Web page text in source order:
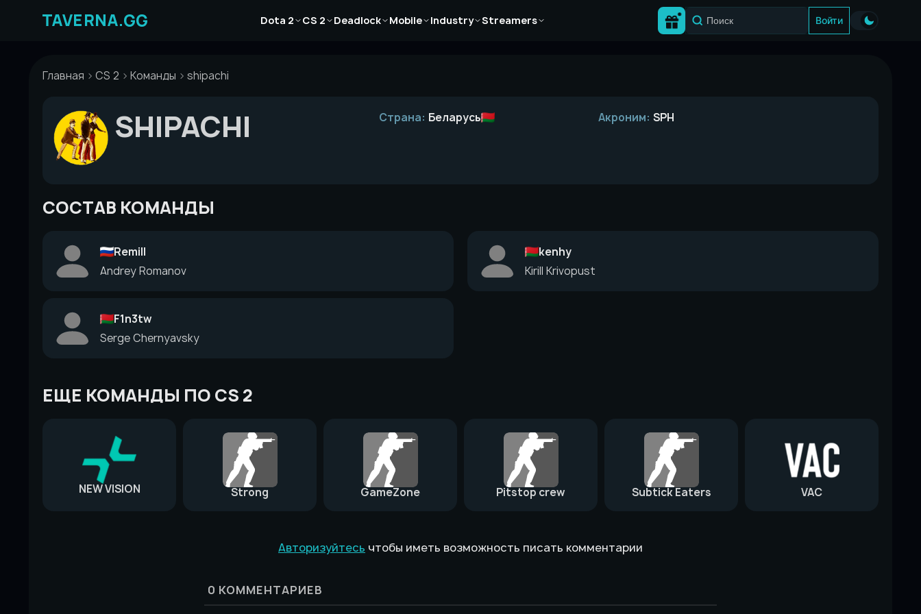
Dota 2
Статьи CS 2
СтатьиDeadlock
Статьи
Mobile
Статьи Industry
Статьи
Streamers
Статьи
Войти
Главная CS 2 Команды shipachi
SHIPACHI Страна: Беларусь Акроним: SPH
СОСТАВ КОМАНДЫ
Remill
Andrey Romanov
kenhy
Kirill Krivopust
F1n3tw
Serge Chernyavsky
ЕЩЕ КОМАНДЫ ПО CS 2
NEW VISION Strong GameZone Pitstop crew Subtick Eaters VAC
Авторизуйтесь чтобы иметь возможность писать комментарии
0 КОММЕНТАРИЕВ